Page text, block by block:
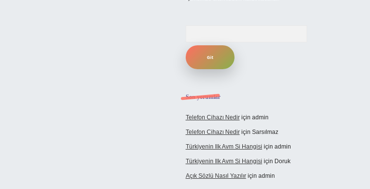
Son yorumlar
Telefon Cihazı Nediriçin admin
Telefon Cihazı Nediriçin Sarsılmaz
Türkiyenin Ilk Avm Si Hangisi için admin
Türkiyenin Ilk Avm Si Hangisi için Doruk
Açık Sözlü Nasıl Yazılıriçin admin